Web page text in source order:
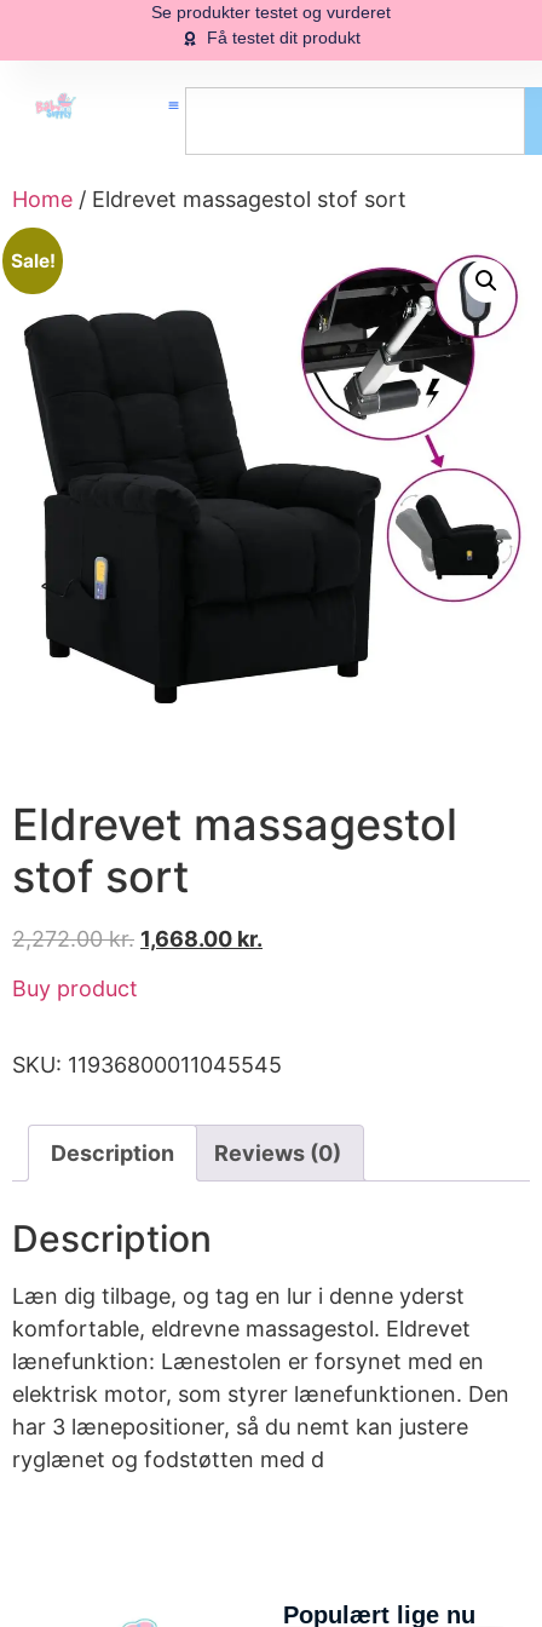
Se produkter testet og vurderet
Få testet dit produkt
Home / Eldrevet massagestol stof sort
Sale!
Eldrevet massagestol
stof sort
2,272.00kr. 1,668.00 kr.
Buy product
SKU: 11936800011045545
Description Reviews (0)
Description
Læn dig tilbage, og tag en lur i denne yderst
komfortable, eldrevne massagestol. Eldrevet
lænefunktion: Lænestolen er forsynet med en
elektrisk motor, som styrer lænefunktionen. Den
har 3 lænepositioner, så du nemt kan justere
ryglænet og fodstøtten med d
Populært lige nu